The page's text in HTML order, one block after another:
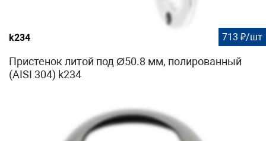
k234 713 ₽/шт
Пристенок литой под Ø50.8 мм, полированный
(AISI 304) k234